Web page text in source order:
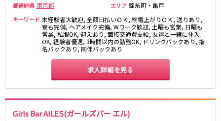
都道府県 東京都 エリア 錦糸町・亀戸
キーワード 未経験者大歓迎, 全額日払いＯＫ, 終電上がりＯＫ, 送りあり,
寮も完備, ヘアメイク完備, Wワーク歓迎, 土曜も営業, 日曜も
営業, 私服OK, 迎えあり, 面接交通費支給, 友達と一緒に体入
OK, 経験者優遇, 3時間以内の勤務OK, ドリンクバックあり, 指
名バックあり, 同伴バックあり
求人詳細を見る
Girls Bar AILES(ガールズバー エル)
東陽町・門前仲町
府中
目黒・中目黒
拝島・小作
綾瀬・竹ノ塚・西新井
調布
高円寺
国分寺
四谷・神楽坂
菊川・瑞江
高田馬場・大久保
新宿駅
吉祥寺駅
船橋駅
秋葉原駅
中野駅
本八幡駅
西船橋駅
津田沼駅
亀戸駅
小岩駅
荻窪駅
阿佐ヶ谷駅
三鷹駅
新小岩駅
平井駅
稲毛駅
両国駅
西荻窪駅